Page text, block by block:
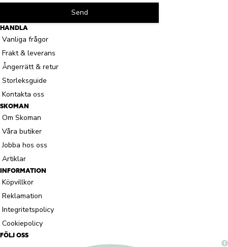
Send
HANDLA
Vanliga frågor
Frakt & leverans
Ångerrätt & retur
Storleksguide
Kontakta oss
SKOMAN
Om Skoman
Våra butiker
Jobba hos oss
Artiklar
INFORMATION
Köpvillkor
Reklamation
Integritetspolicy
Cookiepolicy
FÖLJ OSS